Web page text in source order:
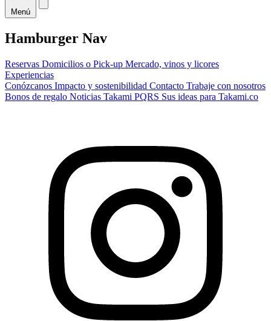
Menú
Hamburger Nav
Reservas Domicilios o Pick-up Mercado, vinos y licores
Experiencias
Conózcanos Impacto y sostenibilidad Contacto Trabaje con nosotros
Bonos de regalo Noticias Takami PQRS Sus ideas para Takami.co